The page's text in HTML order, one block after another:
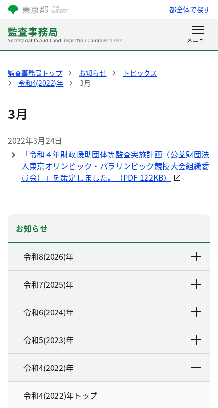
都全体で探す
監査事務局トップ お知らせ
トピックス
令和4(2022)年
3月
3月
2022年3月24日
「令和４年財政援助団体等監査実施計画（公益財団法
人東京オリンピック・パラリンピック競技大会組織委
員会）」を策定しました。（PDF 122KB）
お知らせ
令和8(2026)年
令和7(2025)年
令和6(2024)年
令和5(2023)年
令和4(2022)年
令和4(2022)年トップ